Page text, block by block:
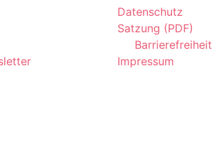
Datenschutz
Satzung (PDF)
Barrierefreiheit
Impressum